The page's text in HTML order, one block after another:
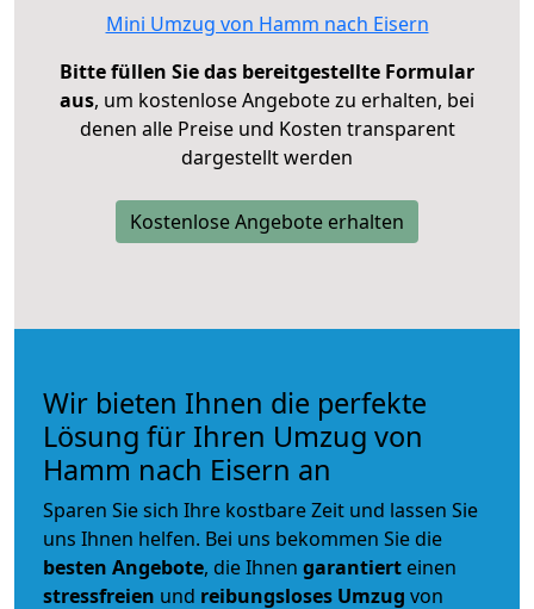
Mini Umzug von Hamm nach Eisern
Bitte füllen Sie das bereitgestellte Formular
aus, um kostenlose Angebote zu erhalten, bei
denen alle Preise und Kosten transparent
dargestellt werden
Kostenlose Angebote erhalten
Wir bieten Ihnen die perfekte
Lösung für Ihren Umzug von
Hamm nach Eisern an
Sparen Sie sich Ihre kostbare Zeit und lassen Sie
uns Ihnen helfen. Bei uns bekommen Sie die
besten Angebote, die Ihnen garantiert einen
stressfreien und reibungsloses Umzug von